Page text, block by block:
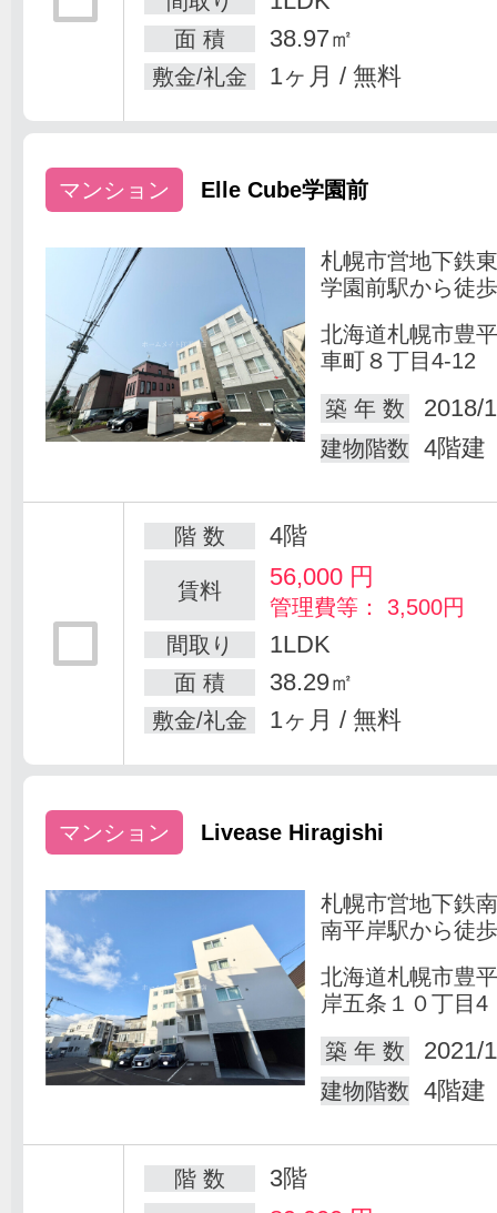
面 積 38.97㎡
敷金/礼金 1ヶ月 / 無料
マンション Elle Cube学園前
札幌市営地下鉄
学園前駅から徒
北海道札幌市豊
車町８丁目4-12
築 年 数
2018/
建物階数 4階建
階 数 4階
賃料 56,000円
管理費等： 3,500円
間取り
1LDK
面 積 38.29㎡
敷金/礼金 1ヶ月 / 無料
マンション Livease Hiragishi
札幌市営地下鉄
南平岸駅から徒
北海道札幌市豊
岸五条１０丁目4
築 年 数
2021/
建物階数 4階建
階 数 3階